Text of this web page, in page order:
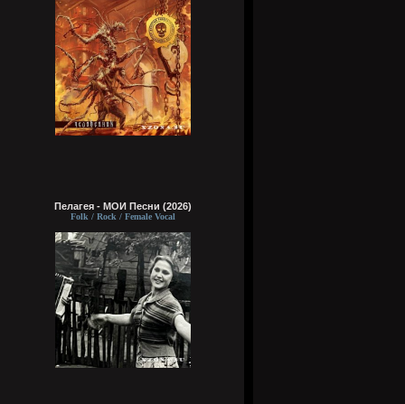
Пелагея - МОИ Песни (2026)
Folk / Rock / Female Vocal